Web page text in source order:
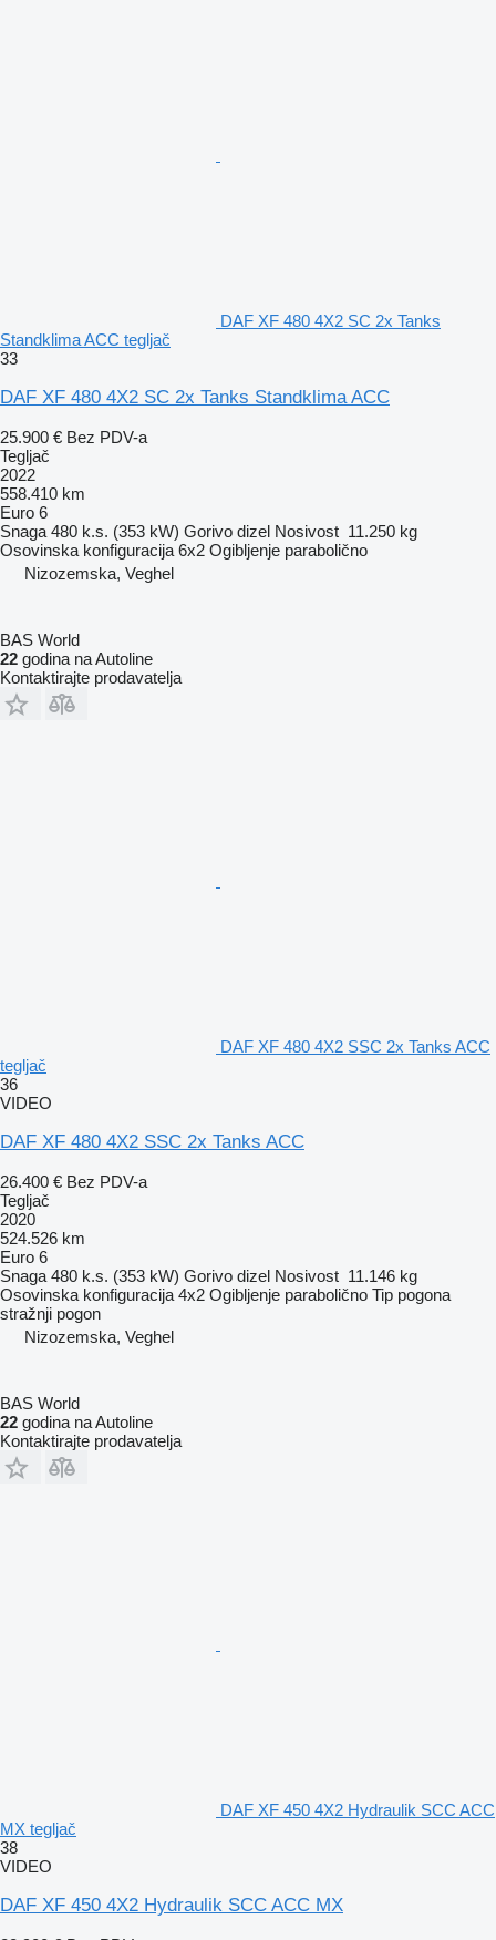
DAF XF 480 4X2 SC 2x Tanks
Standklima ACC tegljač
33
DAF XF 480 4X2 SC 2x Tanks Standklima ACC
25.900 € Bez PDV-a
Tegljač
2022
558.410 km
Euro 6
Snaga 480 k.s. (353 kW) Gorivo dizel Nosivost 11.250 kg
Osovinska konfiguracija 6x2 Ogibljenje parabolično
Nizozemska, Veghel
BAS World
22 godina na Autoline
Kontaktirajte prodavatelja
DAF XF 480 4X2 SSC 2x Tanks ACC
tegljač
36
VIDEO
DAF XF 480 4X2 SSC 2x Tanks ACC
26.400 € Bez PDV-a
Tegljač
2020
524.526 km
Euro 6
Snaga 480 k.s. (353 kW) Gorivo dizel Nosivost 11.146 kg
Osovinska konfiguracija 4x2 Ogibljenje parabolično Tip pogona
stražnji pogon
Nizozemska, Veghel
BAS World
22 godina na Autoline
Kontaktirajte prodavatelja
DAF XF 450 4X2 Hydraulik SCC ACC
MX tegljač
38
VIDEO
DAF XF 450 4X2 Hydraulik SCC ACC MX